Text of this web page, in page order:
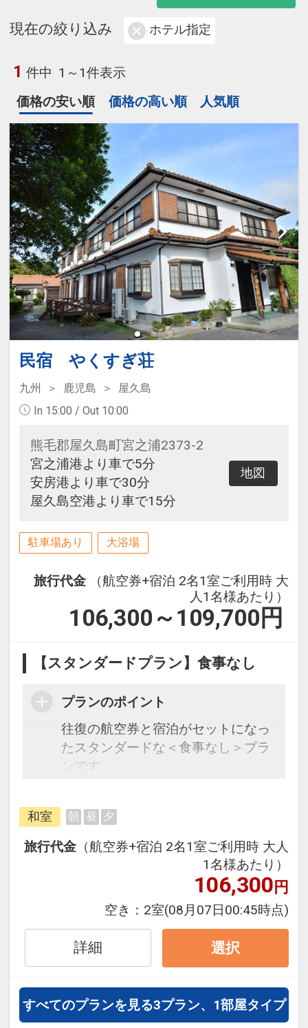
現在の絞り込み ホテル指定
1 件中 1～1件表示
価格の安い順
価格の高い順 人気順
民宿 やくすぎ荘
九州 鹿児島
屋久島
In 15:00 / Out 10:00
熊毛郡屋久島町宮之浦2373-2
宮之浦港より車で5分
安房港より車で30分
屋久島空港より車で15分
地図
駐車場あり 大浴場
旅行代金
（航空券+宿泊 2名1室ご利用時 大
人1名様あたり）
106,300～109,700 円
【スタンダードプラン】食事なし
プランのポイント
往復の航空券と宿泊がセットになっ
たスタンダードな＜食事なし＞プラ
ンです。
ら、一都市滞在はもちろん周遊旅行
にも最適！
旅行期間中の1泊だけの宿泊や延
泊・飛び泊なども自由自在です。
フライトは、安心のJAL（または
JALグループ）確約！フライトマイ
ル50%貯まります。
オプションでレンタカーや現地交
通・体験プランなどの追加（同時予
約）が可能なプランもございます。
和室 朝 昼 夕
旅行代金 （航空券+宿泊 2名1室ご利用時 大人
1名様あたり）
106,300円
空き： 2室(08月07日00:45時点)
詳細 選択
すべてのプランを見る3プラン、1部屋タイプ